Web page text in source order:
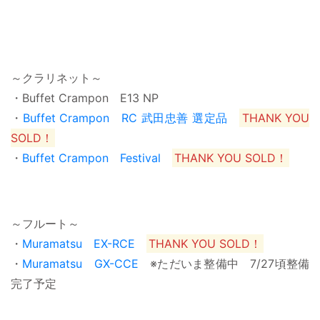
～クラリネット～
・Buffet Crampon E13 NP
・ Buffet Crampon RC 武田忠善 選定品
THANK YOU
SOLD！
・ Buffet Crampon Festival THANK YOU SOLD！
～フルート～
・ Muramatsu EX-RCE
THANK YOU SOLD！
・ Muramatsu GX-CCE ※ただいま整備中 7/27頃整備
完了予定